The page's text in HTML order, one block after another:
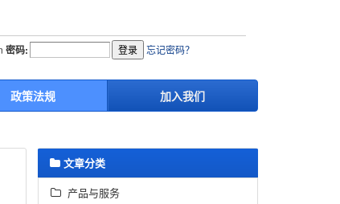
密码: 忘记密码？
政策法规 加入我们
文章分类
产品与服务